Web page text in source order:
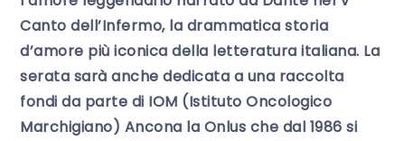
Canto dell’Infermo, la drammatica storia
d’amore più iconica della letteratura italiana. La
serata sarà anche dedicata a una raccolta
fondi da parte di IOM (Istituto Oncologico
Marchigiano) Ancona la Onlus che dal 1986 si